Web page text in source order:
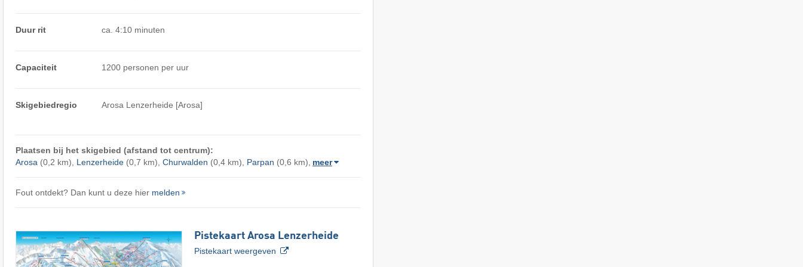
Duur rit ca. 4:10 minuten
Capaciteit 1200 personen per uur
Skigebiedregio Arosa Lenzerheide [Arosa]
Plaatsen bij het skigebied (afstand tot centrum):
Arosa (0,2 km), Lenzerheide(0,7 km), Churwalden (0,4 km), Parpan (0,6 km), meer
Fout ontdekt? Dan kunt u deze hier melden
Pistekaart Arosa Lenzerheide
Pistekaart weergeven